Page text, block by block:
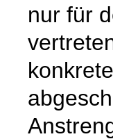
nur für